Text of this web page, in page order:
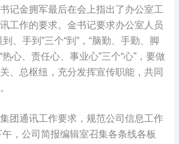
记金拥军最后在会上指出了办公室工
工作的要求。金书记要求办公室人员
、手到”三个“到”，“脑勤、手勤、脚
热心、责任心、事业心”三个“心”，要做
、总枢纽，充分发挥宣传职能，共同
团通讯工作要求，规范公司信息工作
，公司简报编辑室召集各条线各板